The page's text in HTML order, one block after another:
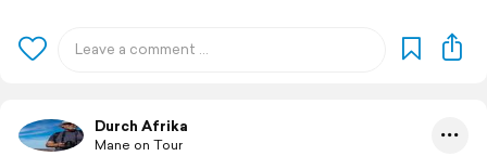
Durch Afrika
Mane on Tour